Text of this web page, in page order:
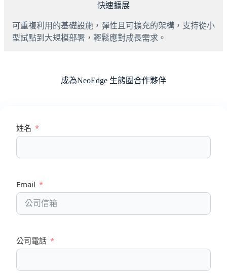
快速擴展
可重複利用的基礎設施，彈性且可擴充的架構，支持從小
型試點到大規模部署，輕鬆應對成長需求。
成為NeoEdge 生態圈合作夥伴
姓名
Email
公司電話